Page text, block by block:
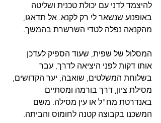
להיצמד לדני עם יכולת טכנית ושליטה
באופנוע שנשאר לי רק לקנא. אל תדאגו,
מהקנאה נפלה לטדי השרשרת בהמשך.
המסלול של שפית, שעוד הספיק לעדכן
אותו דקות לפני היציאה לדרך, עבר
בשלוחת המשלטים, שואבה, יער הקדושים,
מסילת ציון, דרך בורמה ומסתיים
באנדרטת מח"ל או עין מסילה. משם
המשכנו בקבוצה קטנה לחומוס והביתה.